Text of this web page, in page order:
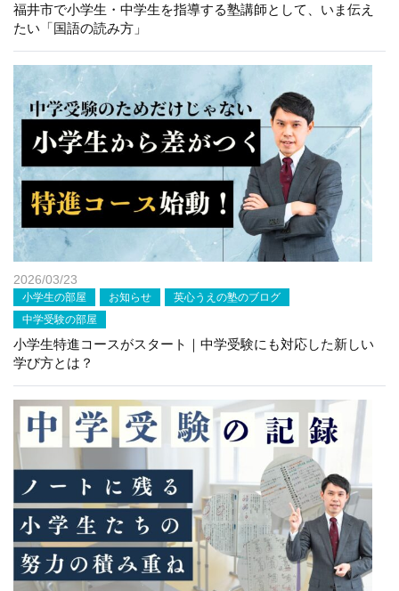
福井市で小学生・中学生を指導する塾講師として、いま伝え
たい「国語の読み方」
2026/03/23
小学生の部屋 お知らせ
英心うえの塾のブログ
中学受験の部屋
小学生特進コースがスタート｜中学受験にも対応した新しい
学び方とは？